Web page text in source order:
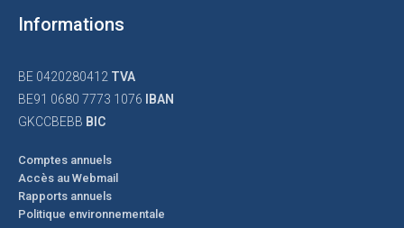
Informations
BE 0420280412 TVA
BE91 0680 7773 1076
IBAN
GKCCBEBB BIC
Comptes annuels
Accès au Webmail
Rapports annuels
Politique environnementale